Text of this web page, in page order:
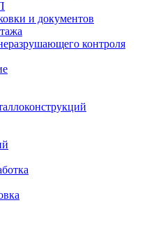
и документов
контроля